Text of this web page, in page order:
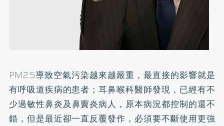
PM2.5導致空氣污染越來越嚴重，最直接的影響就是
有呼吸道疾病的患者；耳鼻喉科醫師發現，已經有不
少過敏性鼻炎及鼻竇炎病人，原本病況都控制的還不
錯，但是最近卻一直反覆發作，必須要不斷使用更強